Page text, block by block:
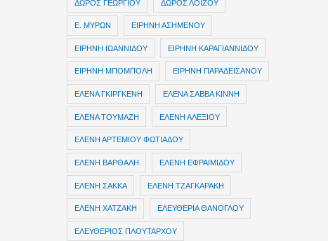
ΔΩΡΟΣ ΓΕΩΡΓΙΟΥ ΔΩΡΟΣ ΛΟΪΖΟΥ
Ε. ΜΥΡΩΝ ΕΙΡΗΝΗ ΑΣΗΜΕΝΟΥ
ΕΙΡΗΝΗ ΙΩΑΝΝΙΔΟΥ ΕΙΡΗΝΗ ΚΑΡΑΓΙΑΝΝΙΔΟΥ
ΕΙΡΗΝΗ ΜΠΟΜΠΟΛΗ ΕΙΡΗΝΗ ΠΑΡΑΔΕΙΣΑΝΟΥ
ΕΛΕΝΑ ΓΚΙΡΓΚΕΝΗ ΕΛΕΝΑ ΣΑΒΒΑ ΚΙΝΝΗ
ΕΛΕΝΑ ΤΟΥΜΑΖΗ ΕΛΕΝΗ ΑΛΕΞΙΟΥ
ΕΛΕΝΗ ΑΡΤΕΜΙΟΥ ΦΩΤΙΑΔΟΥ
ΕΛΕΝΗ ΒΑΡΘΑΛΗ ΕΛΕΝΗ ΕΦΡΑΙΜΙΔΟΥ
ΕΛΕΝΗ ΣΑΚΚΑ ΕΛΕΝΗ ΤΖΑΓΚΑΡΑΚΗ
ΕΛΕΝΗ ΧΑΤΖΑΚΗ ΕΛΕΥΘΕΡΙΑ ΘΑΝΟΓΛΟΥ
ΕΛΕΥΘΕΡΙΟΣ ΠΛΟΥΤΑΡΧΟΥ